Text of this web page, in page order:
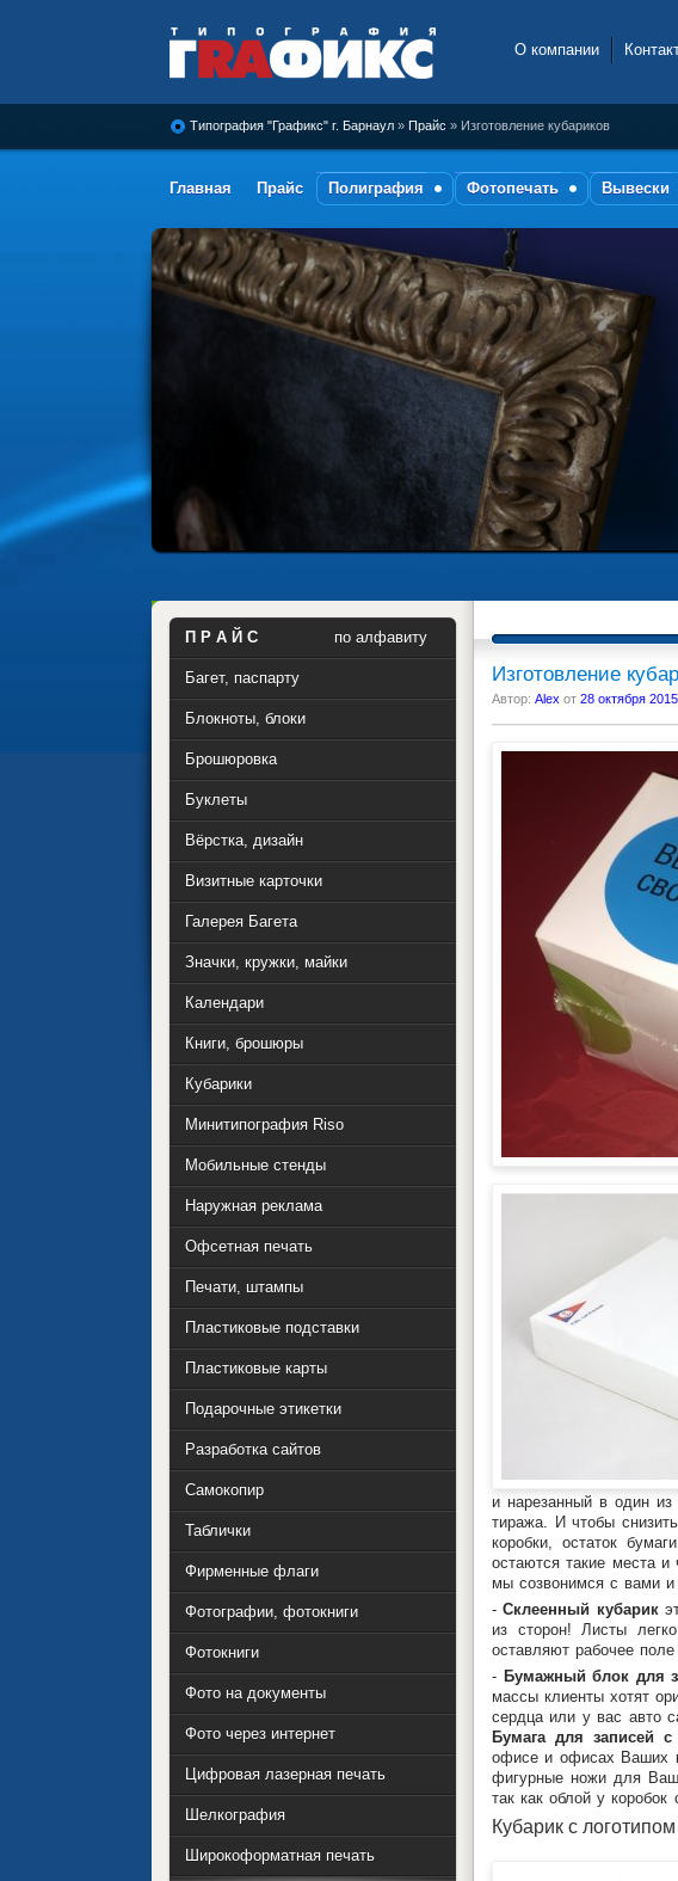
Барнаул
О компании
Типография "Графикс" г. Барнаул » Прайс » Изготовление кубариков
Главная Прайс Полиграфия Фотопечать Вывески
Изготовление
Автор: Alex от 28 октября 2015
и нарезанный в один из
тиража. И чтобы
коробки, остаток
остаются такие места
мы созвонимся с вами
-Склеенный кубарик
из сторон! Листы
оставляют рабочее
- Бумажный блок для
массы клиенты хотят
сердца или у вас авто
Бумага для записей
офисе и офисах Ваших
фигурные ножи для
так как облой у
Кубарик с
П Р А Й С по алфавиту
Багет, паспарту
Блокноты, блоки
Брошюровка
Буклеты
Вёрстка, дизайн
Визитные карточки
Галерея Багета
Значки, кружки, майки
Календари
Книги, брошюры
Кубарики
Минитипография Riso
Мобильные стенды
Наружная реклама
Офсетная печать
Печати, штампы
Пластиковые подставки
Пластиковые карты
Подарочные этикетки
Разработка сайтов
Самокопир
Таблички
Фирменные флаги
Фотографии, фотокниги
Фотокниги
Фото на документы
Фото через интернет
Цифровая лазерная печать
Шелкография
Широкоформатная печать